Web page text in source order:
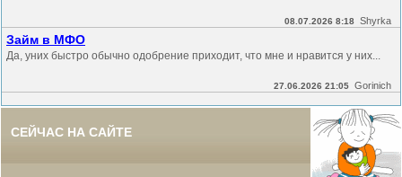
08.07.2026 8:18 Shyrka
Займ в МФО
Да, уних быстро обычно одобрение приходит, что мне и нравится у них...
27.06.2026 21:05 Gorinich
СЕЙЧАС НА САЙТЕ